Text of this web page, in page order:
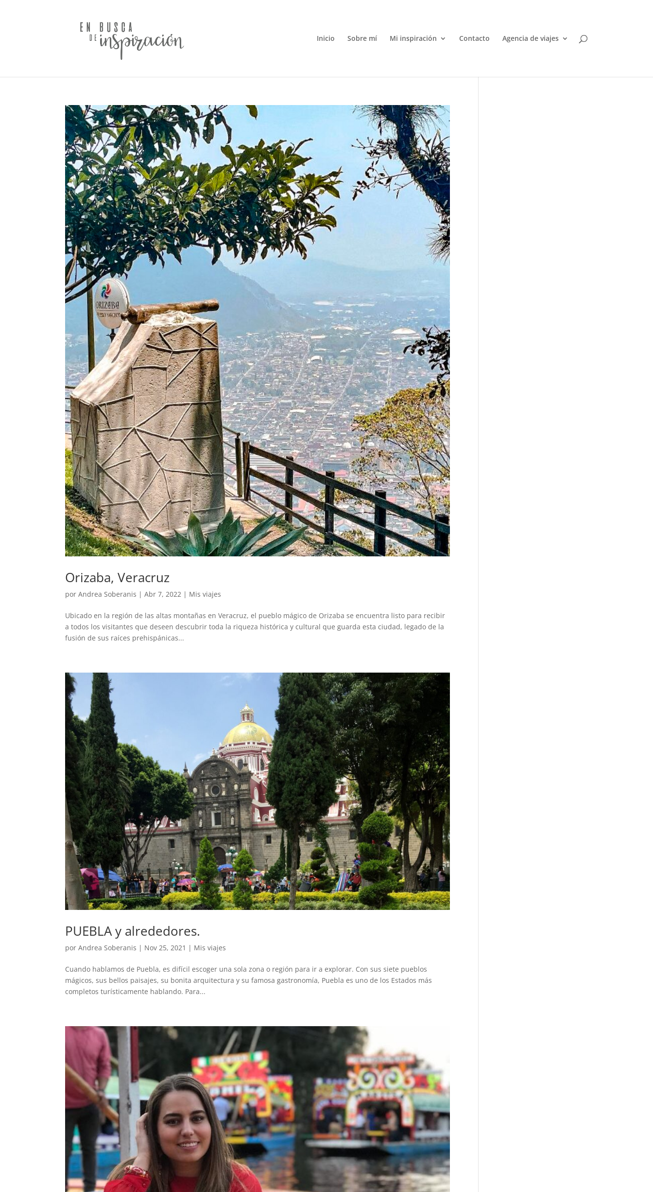
Inicio Sobre mí Mi inspiración Contacto Agencia de viajes
Orizaba, Veracruz
porAndrea Soberanis |Abr 7, 2022 | Mis viajes
Ubicado en la región de las altas montañas en Veracruz, el pueblo mágico de Orizaba se encuentra listo para recibir
a todos los visitantes que deseen descubrir toda la riqueza histórica y cultural que guarda esta ciudad, legado de la
fusión de sus raíces prehispánicas...
PUEBLA y alrededores.
porAndrea Soberanis | Nov 25, 2021 | Mis viajes
Cuando hablamos de Puebla, es difícil escoger una sola zona o región para ir a explorar. Con sus siete pueblos
mágicos, sus bellos paisajes, su bonita arquitectura y su famosa gastronomía, Puebla es uno de los Estados más
completos turísticamente hablando. Para...